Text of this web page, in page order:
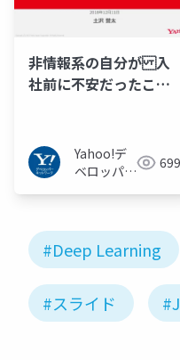
非情報系の自分が 入
社前に不安だったこと
Yahoo!デ
ベロッパー
699
#Deep Learning
#スライド